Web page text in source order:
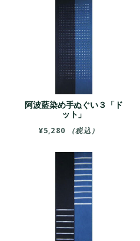
阿波藍染め手ぬぐい３「ド
ット」
¥5,280 （税込）